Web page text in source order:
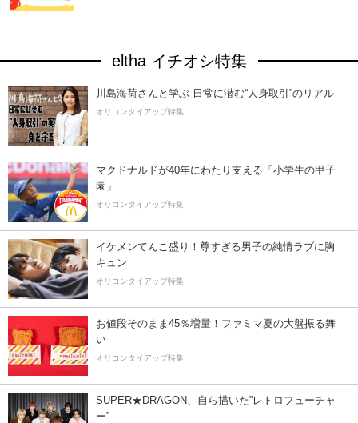
eltha イチオシ特集
川島海荷さんと学ぶ 日常に潜む“人身取引”のリアル
オリコンタイアップ特集
マクドナルドが40年にわたり支える「小学生の甲子
園」
オリコンタイアップ特集
イケメンてんこ盛り！尊すぎる男子の純情ラブに胸
キュン
オリコンタイアップ特集
お値段そのまま45％増量！ファミマ夏の大盤振る舞
い
オリコンタイアップ特集
SUPER★DRAGON、自ら描いた”レトロフューチャ
ー”